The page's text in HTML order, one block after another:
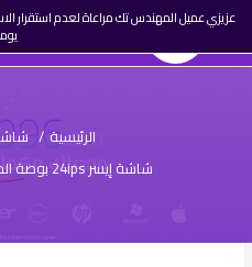
عزيزي عميل المهندس تك مراعاة لعدم استقرار
☰ المهندس تك
AR
تسجيل
الرئيسية /
شاشة إيسر 24ips بوصة الدرجة الاولي ( مستعمل )